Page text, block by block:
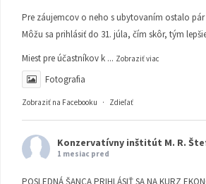
Pre záujemcov o neho s ubytovaním ostalo pár
Môžu sa prihlásiť do 31. júla, čím skôr, tým
Miest pre účastníkov k ... Zobraziť viac
Fotografia
Zobraziť na Facebooku · Zdieľať
Konzervatívny inštitút M. R.
1 mesiac pred
POSLEDNÁ ŠANCA PRIHLÁSIŤ SA NA KURZ